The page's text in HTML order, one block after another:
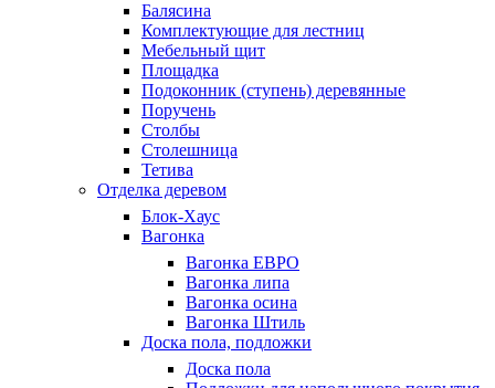
Балясина
Комплектующие для лестниц
Мебельный щит
Площадка
Подоконник (ступень) деревянные
Поручень
Столбы
Столешница
Тетива
Отделка деревом
Блок-Хаус
Вагонка
Вагонка ЕВРО
Вагонка липа
Вагонка осина
Вагонка Штиль
Доска пола, подложки
Доска пола